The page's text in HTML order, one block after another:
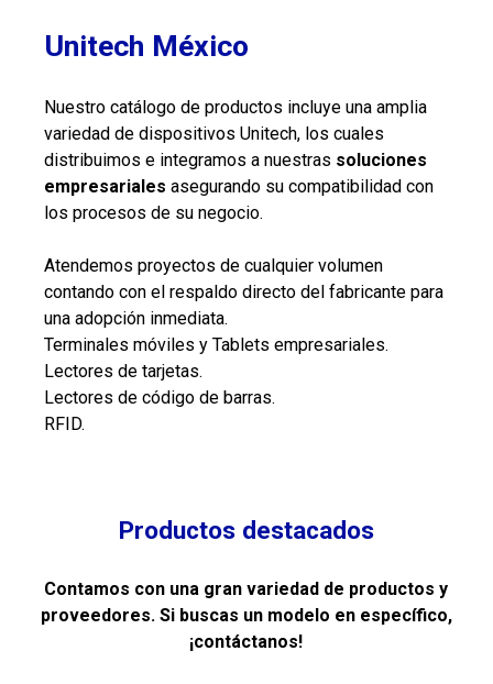
Unitech México
Nuestro catálogo de productos incluye una amplia
variedad de dispositivos Unitech, los cuales
distribuimos e integramos a nuestras soluciones
empresariales asegurando su compatibilidad con
los procesos de su negocio.
Atendemos proyectos de cualquier volumen
contando con el respaldo directo del fabricante para
una adopción inmediata.
Terminales móviles y Tablets empresariales.
Lectores de tarjetas.
Lectores de código de barras.
RFID.
Productos destacados
Contamos con una gran variedad de productos y
proveedores. Si buscas un modelo en específico,
¡contáctanos!